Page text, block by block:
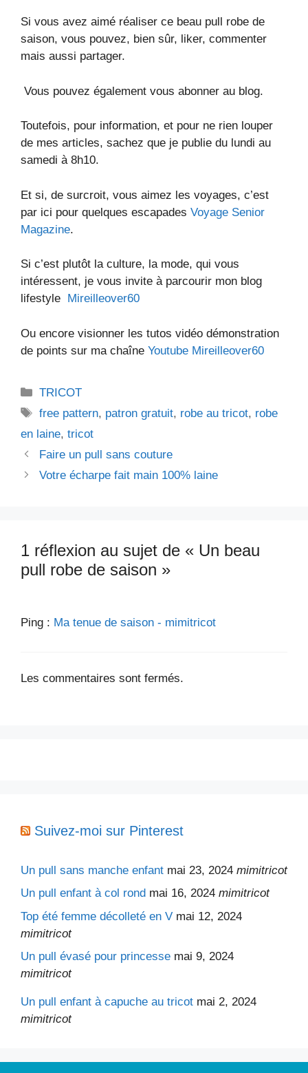
Si vous avez aimé réaliser ce beau pull robe de
saison, vous pouvez, bien sûr, liker, commenter
mais aussi partager.
Vous pouvez également vous abonner au blog.
Toutefois, pour information, et pour ne rien louper
de mes articles, sachez que je publie du lundi au
samedi à 8h10.
Et si, de surcroit, vous aimez les voyages, c’est
par ici pour quelques escapades Voyage Senior
Magazine.
Si c’est plutôt la culture, la mode, qui vous
intéressent, je vous invite à parcourir mon blog
lifestyle
Mireilleover60
Ou encore visionner les tutos vidéo démonstration
de points sur ma chaîne Youtube Mireilleover60
Catégories
TRICOT
Étiquettes
free pattern, patron gratuit, robe au tricot, robe
en laine, tricot
Faire un pull sans couture
Votre écharpe fait main 100% laine
1 réflexion au sujet de « Un beau
pull robe de saison »
Ping : Ma tenue de saison - mimitricot
Les commentaires sont fermés.
Suivez-moi sur Pinterest
Un pull sans manche enfant mai 23, 2024 mimitricot
Un pull enfant à col rond mai 16, 2024 mimitricot
Top été femme décolleté en V mai 12, 2024
mimitricot
Un pull évasé pour princesse mai 9, 2024
mimitricot
Un pull enfant à capuche au tricot mai 2, 2024
mimitricot